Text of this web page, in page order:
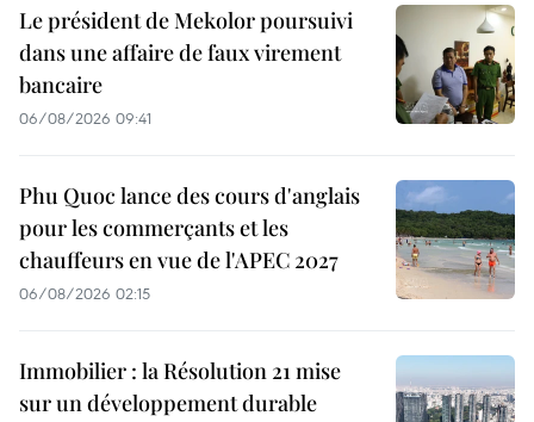
Le président de Mekolor poursuivi
dans une affaire de faux virement
bancaire
06/08/2026 09:41
Phu Quoc lance des cours d'anglais
pour les commerçants et les
chauffeurs en vue de l'APEC 2027
06/08/2026 02:15
Immobilier : la Résolution 21 mise
sur un développement durable